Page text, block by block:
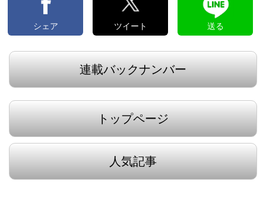
シェア ツイート 送る
連載バックナンバー
トップページ
人気記事